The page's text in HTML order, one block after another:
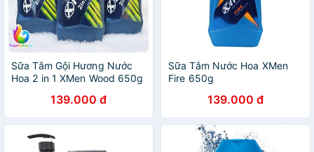
Sữa Tắm Gội Hương Nước
Hoa 2 in 1 XMen Wood 650g
139.000 đ
Sữa Tắm Nước Hoa XMen
Fire 650g
139.000 đ